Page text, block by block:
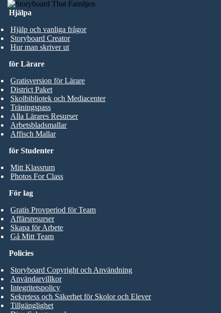
Hjälpa
Hjälp och vanliga frågor
Storyboard Creator
Hur man skriver ut
för Studenter
Mitt Klassrum
Photos For Class
för Lärare
Gratisversion för Lärare
District Paket
Skolbibliotek och Mediacenter
Träningspass
Alla Lärares Resurser
Arbetsbladsmallar
Affisch Mallar
För lag
Gratis Provperiod för Team
Affärsresurser
Skapa för Arbete
Gå Mitt Team
Policies
Storyboard Copyright och Användning
Användarvillkor
Integritetspolicy
Sekretess och Säkerhet för Skolor och Elever
Tillgänglighet